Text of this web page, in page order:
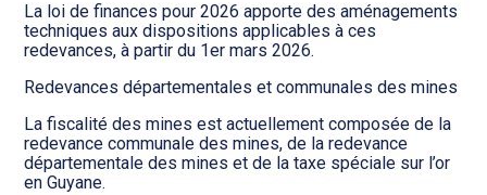
La loi de finances pour 2026 apporte des aménagements
techniques aux dispositions applicables à ces
redevances, à partir du 1er mars 2026.
Redevances départementales et communales des mines
La fiscalité des mines est actuellement composée de la
redevance communale des mines, de la redevance
départementale des mines et de la taxe spéciale sur l’or
en Guyane.